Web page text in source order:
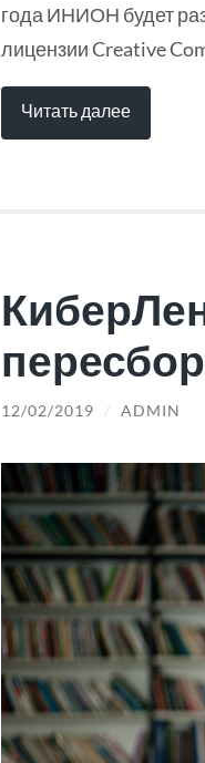
года ИНИОН будет
лицензии Creative
Читать далее
12/02/2019 / ADMIN